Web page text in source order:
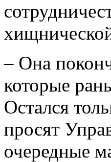
– Она
которые
Остался
просят
очередные